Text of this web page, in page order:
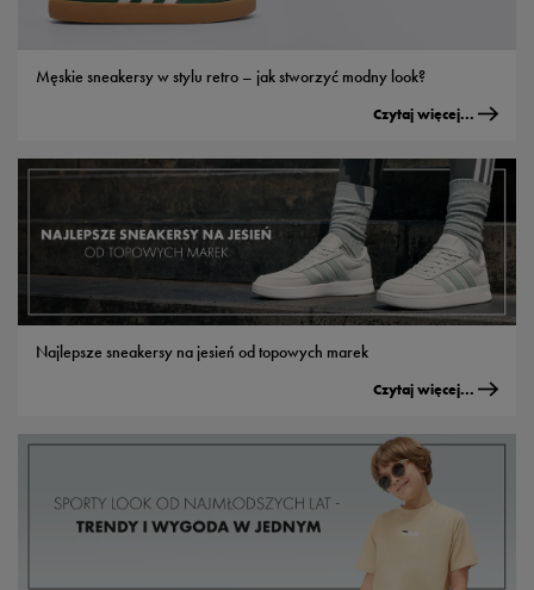
Męskie sneakersy w stylu retro – jak stworzyć modny look?
Czytaj więcej...
Najlepsze sneakersy na jesień od topowych marek
Czytaj więcej...